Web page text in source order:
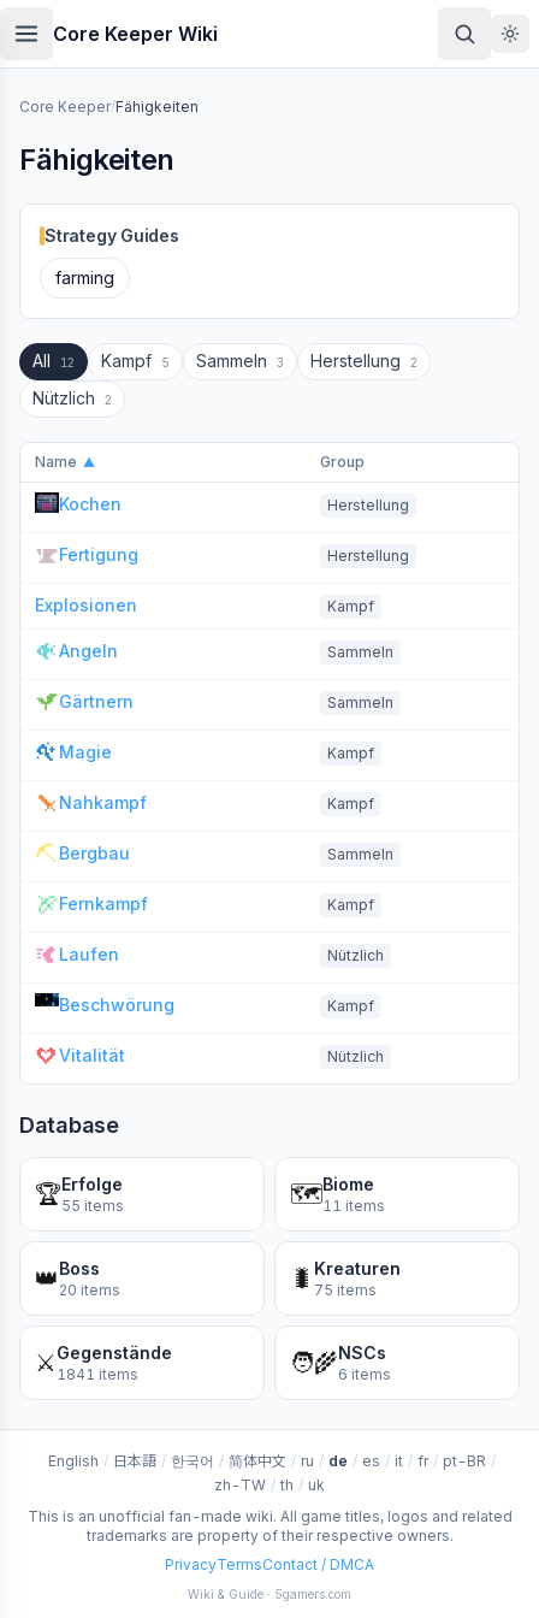
Core Keeper Wiki
Core Keeper/Fähigkeiten
Fähigkeiten
Strategy Guides
farming
All 12 Kampf 5 Sammeln 3 Herstellung 2
Nützlich 2
Name ▲ Group
Kochen Herstellung
Fertigung Herstellung
Explosionen Kampf
Angeln Sammeln
Gärtnern Sammeln
Magie Kampf
Nahkampf Kampf
Bergbau Sammeln
Fernkampf Kampf
Laufen Nützlich
Beschwörung Kampf
Vitalität Nützlich
Database
🏆Erfolge
55 items 🗺️Biome
11 items
👑Boss
20 items 🐛 Kreaturen
75 items
⚔️Gegenstände
1841 items 🧑‍🌾NSCs
6 items
English / 日本語 / 한국어 / 简体中文 / ru / de / es / it / fr / pt-BR /
zh-TW / th / uk
This is an unofficial fan-made wiki. All game titles, logos and related
trademarks are property of their respective owners.
PrivacyTermsContact / DMCA
Wiki & Guide · 5gamers.com